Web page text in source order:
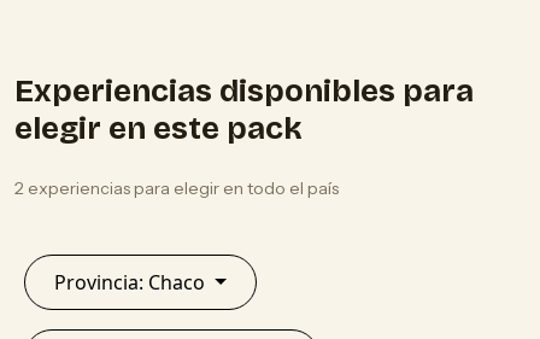
Experiencias disponibles para
elegir en este pack
2 experiencias para elegir en todo el país
Provincia: Chaco